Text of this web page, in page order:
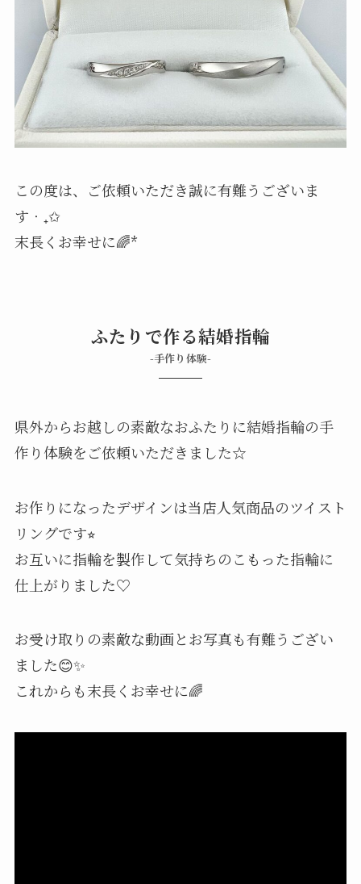
この度は、ご依頼いただき誠に有難うございま
す‧₊✩
末長くお幸せに🌈*
ふたりで作る結婚指輪
-手作り体験-
県外からお越しの素敵なおふたりに結婚指輪の手
作り体験をご依頼いただきました☆
お作りになったデザインは当店人気商品のツイスト
リングです⭐︎
お互いに指輪を製作して気持ちのこもった指輪に
仕上がりました♡
お受け取りの素敵な動画とお写真も有難うござい
ました😊✨
これからも末長くお幸せに🌈